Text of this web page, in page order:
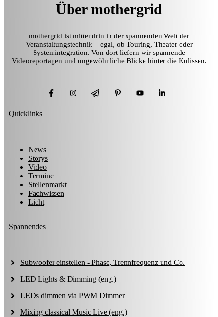
Über mothergrid
mothergrid ist mittendrin in der spannenden Welt der
Veranstaltungstechnik – egal, ob Touring, Theater oder
Systemintegration. Von dort liefern wir spannende
Videoreportagen und ungewöhnliche Blicke hinter die Kulissen.
Quicklinks
News
Storys
Video
Termine
Stellenmarkt
Fachwissen
Licht
Spannendes
Subwoofer einstellen - Phase, Trennfrequenz und Co.
LED Lights & Dimming (eng.)
LEDs dimmen via PWM Dimmer
Mixing classical Music Live (eng.)